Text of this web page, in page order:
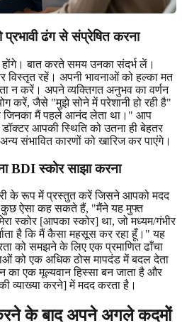
ढंग से संप्रेषित करना
बात करते समय उनका संदर्भ लें।
विस्तृत रहें। अपनी भावनाओं को हल्का मत
न करें। अपने व्यक्तिगत अनुभव का वर्णन
करें, जैसे "मुझे सोने में परेशानी हो रही है"
जिनका मैं पहले आनंद लेता था।" आप
आपकी स्थिति को उतना ही बेहतर
संभावित कारणों को खारिज कर पाएंगे।
BDI स्कोर साझा करना
के रूप में प्रस्तुत करें जिसने आपको मदद
कुछ ऐसा कह सकते हैं, "मैंने यह मुफ्त
स्कोर [आपका स्कोर] था, जो मध्यम/गंभीर
है कि मैं कैसा महसूस कर रहा हूँ।" यह
को समझने के लिए एक प्रमाणित ढाँचा
को एक अधिक ठोस मापदंड में बदल देता
एक मूल्यवान हिस्सा बन जाता है और
व्याख्या करने] में मदद करता है।
के बाद अपने अगले कदमों